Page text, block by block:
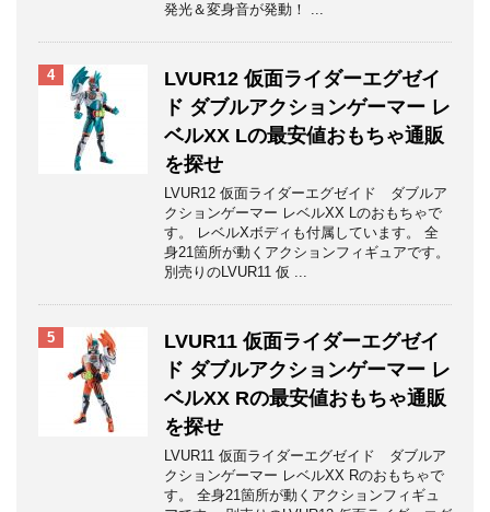
発光＆変身音が発動！ ...
4
LVUR12 仮面ライダーエグゼイ
ド ダブルアクションゲーマー レ
ベルXX Lの最安値おもちゃ通販
を探せ
LVUR12 仮面ライダーエグゼイド ダブルア
クションゲーマー レベルXX Lのおもちゃで
す。 レベルXボディも付属しています。 全
身21箇所が動くアクションフィギュアです。
別売りのLVUR11 仮 ...
5
LVUR11 仮面ライダーエグゼイ
ド ダブルアクションゲーマー レ
ベルXX Rの最安値おもちゃ通販
を探せ
LVUR11 仮面ライダーエグゼイド ダブルア
クションゲーマー レベルXX Rのおもちゃで
す。 全身21箇所が動くアクションフィギュ